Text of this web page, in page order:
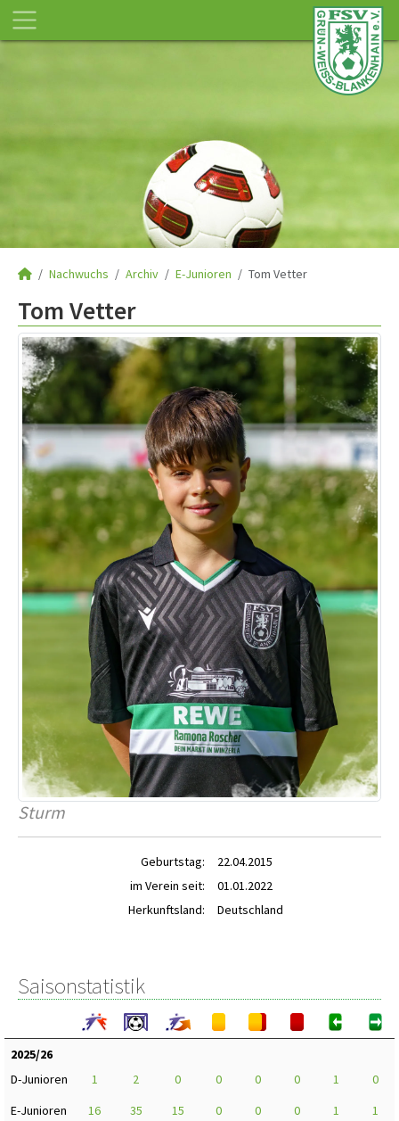
Nachwuchs Archiv E-Junioren Tom Vetter
Tom Vetter
Sturm
Geburtstag:
22.04.2015
im Verein seit:
01.01.2022
Herkunftsland:
Deutschland
Saisonstatistik
2025/26
D-Junioren
1 2 0 0 0 0 1
0
E-Junioren
16 35 15 0 0 0 1
1